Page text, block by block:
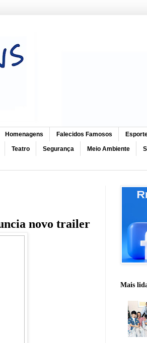
Homenagens Falecidos Famosos
Teatro Segurança Meio Ambiente
novo trailer
Mais